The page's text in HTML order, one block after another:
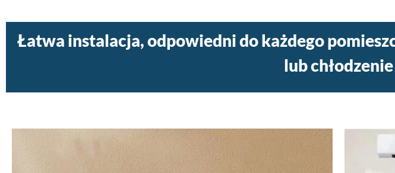
Łatwa instalacja, odpowiedni do każdego
lub chłodzenie